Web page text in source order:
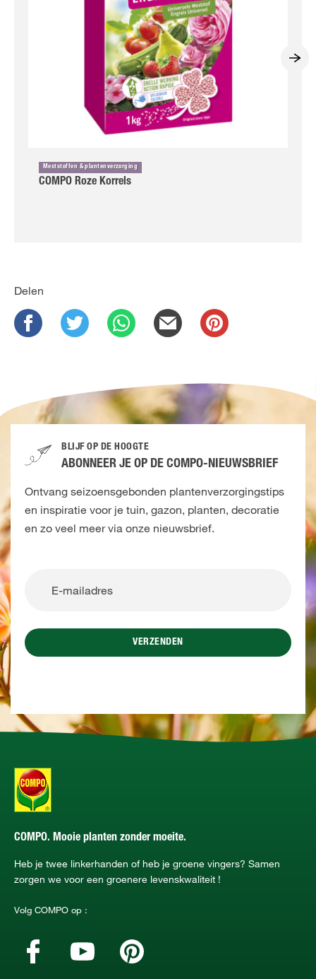
Meststoffen & plantenverzorging
COMPO Roze Korrels
Delen
BLIJF OP DE HOOGTE
ABONNEER JE OP DE COMPO-NIEUWSBRIEF
Ontvang seizoensgebonden plantenverzorgingstips
en inspiratie voor je tuin, gazon, planten, decoratie
en zo veel meer via onze nieuwsbrief.
VERZENDEN
COMPO. Mooie planten zonder moeite.
Heb je twee linkerhanden of heb je groene vingers? Samen
zorgen we voor een groenere levenskwaliteit !
Volg COMPO op :